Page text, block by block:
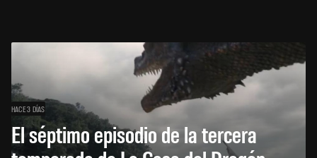
HACE 3 DÍAS
El séptimo episodio de la tercera